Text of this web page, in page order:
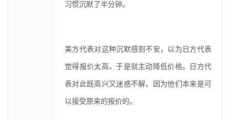
习惯沉默了半分钟。
美方代表对这种沉默感到不安，以为日方代表
觉得报价太高，于是就主动降低价格。日方代
表对此既高兴又迷惑不解，因为他们本来是可
以接受原来的报价的。